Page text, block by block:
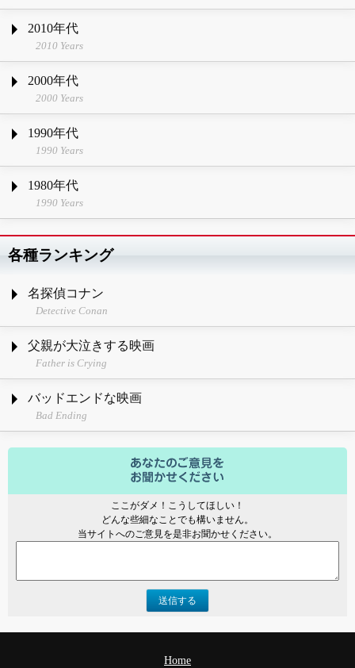
2010年代
2010 Years
2000年代
2000 Years
1990年代
1990 Years
1980年代
1990 Years
各種ランキング
名探偵コナン
Detective Conan
父親が大泣きする映画
Father is Crying
バッドエンドな映画
Bad Ending
ここがダメ！こうしてほしい！
どんな些細なことでも構いません。
当サイトへのご意見を是非お聞かせください。
送信する
Home